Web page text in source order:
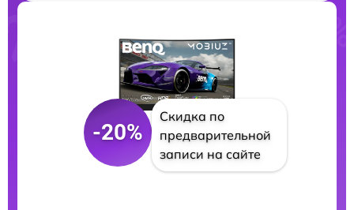
-20%
Скидка по
предварительной
записи на сайте